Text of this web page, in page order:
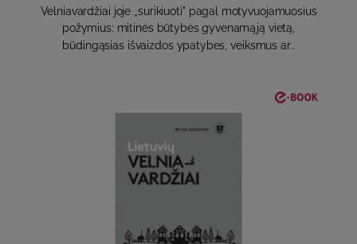
Velniavardžiai joje „surikiuoti" pagal motyvuojamuosius
požymius: mitinės būtybės gyvenamąją vietą,
būdingąsias išvaizdos ypatybes, veiksmus ar..